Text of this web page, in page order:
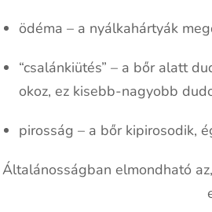
ödéma – a nyálkahártyák
“csalánkiütés” – a bőr alatt
okoz, ez kisebb-nagyobb
pirosság – a bőr kipirosodik,
Általánosságban elmondható